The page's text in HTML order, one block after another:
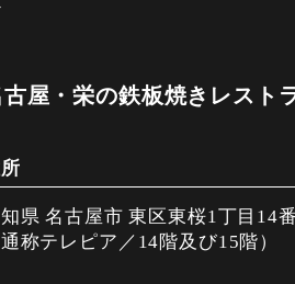
オータム
ン風
のハーモニー
ームソース 2種のマロン添え
柄牛 ヒレ
屋・栄の鉄板焼きレスト
県 名古屋市 東区東桜1丁目14
通称テレピア／14階及び15階）